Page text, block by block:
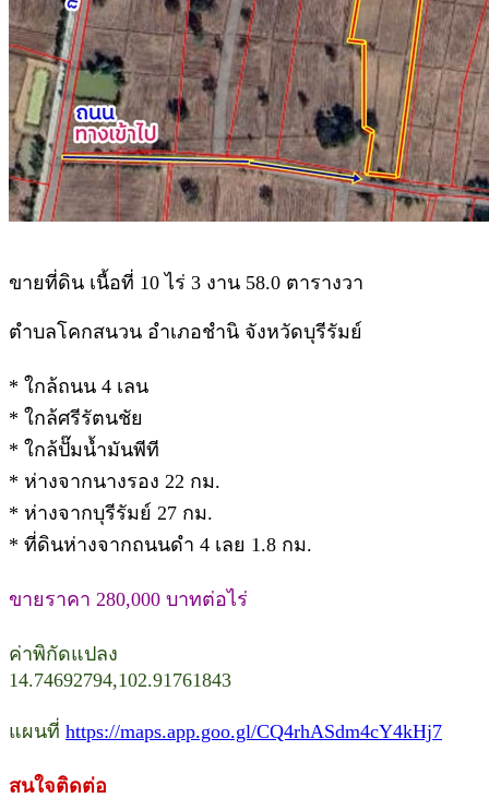
ขายที่ดิน เนื้อที่ 10 ไร่ 3 งาน 58.0 ตารางวา
ตำบลโคกสนวน อำเภอชำนิ จังหวัดบุรีรัมย์
* ใกล้ถนน 4 เลน
* ใกล้ศรีรัตนชัย
* ใกล้ปั๊มน้ำมันพีที
* ห่างจากนางรอง 22 กม.
* ห่างจากบุรีรัมย์ 27 กม.
* ที่ดินห่างจากถนนดำ 4 เลย 1.8 กม.
ขายราคา 280,000 บาทต่อไร่
ค่าพิกัดแปลง
14.74692794,102.91761843
แผนที่ https://maps.app.goo.gl/CQ4rhASdm4cY4kHj7
สนใจติดต่อ